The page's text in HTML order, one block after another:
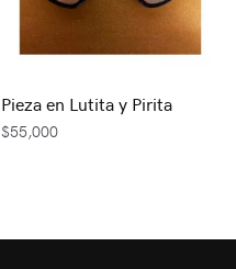
Pieza en Lutita y Pirita
$55,000